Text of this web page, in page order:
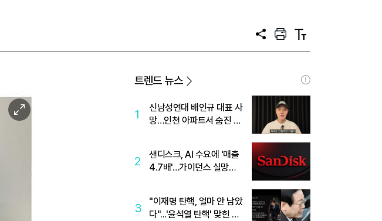
공
프
트
텍
트
이
미
트렌드 뉴스
1
신남성연대 배인규 대표 사
망…인천 아파트서 숨진 채
2
샌디스크, AI 수요에 '매출
4.7배'…가이던스 실망에
3
"이재명 탄핵, 얼마 안 남았
다"...'윤석열 탄핵' 맞힌 무